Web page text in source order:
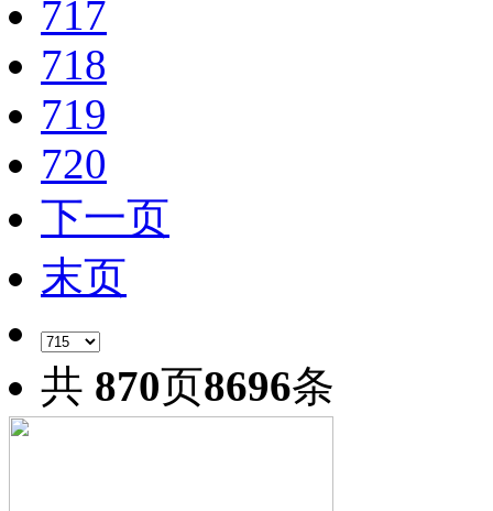
717
718
719
720
下一页
末页
共 870页8696条